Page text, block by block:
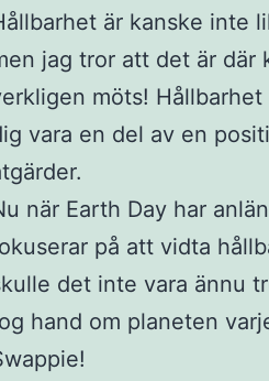
är kanske inte
jag tror att det är där
möts!
vara en del av en
när Earth Day har
på att vidta
det inte vara ännu
hand om planeten